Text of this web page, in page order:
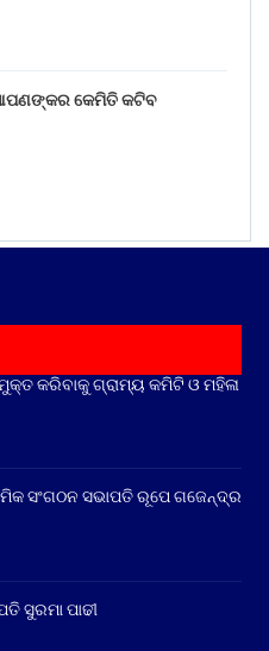
କେମିତି କଟିବ
କରିବାକୁ ଗ୍ରାମ୍ୟ କମିଟି ଓ ମହିଳା
ସଂଗଠନ ସଭାପତି ରୂପେ ଗଜେନ୍ଦ୍ର
ସୁରମା ପାଢୀ